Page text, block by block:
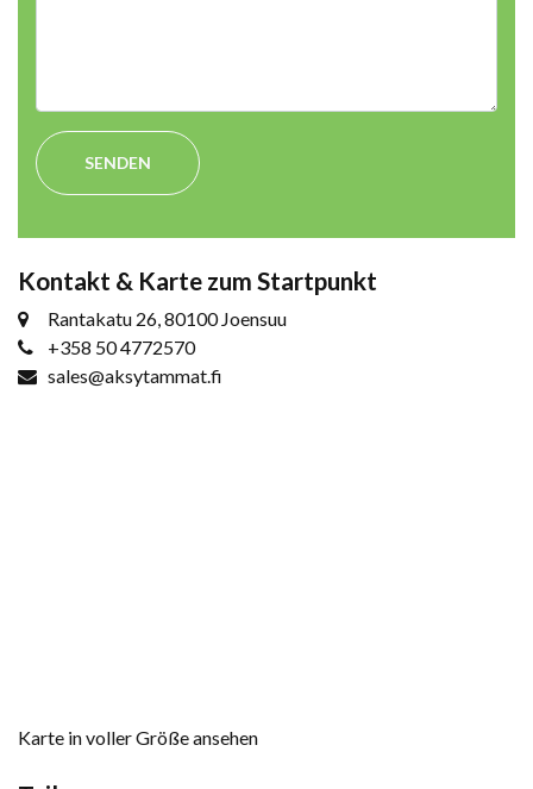
SENDEN
Kontakt & Karte zum Startpunkt
Rantakatu 26, 80100 Joensuu
+358 50 4772570
sales@aksytammat.fi
Karte in voller Größe ansehen